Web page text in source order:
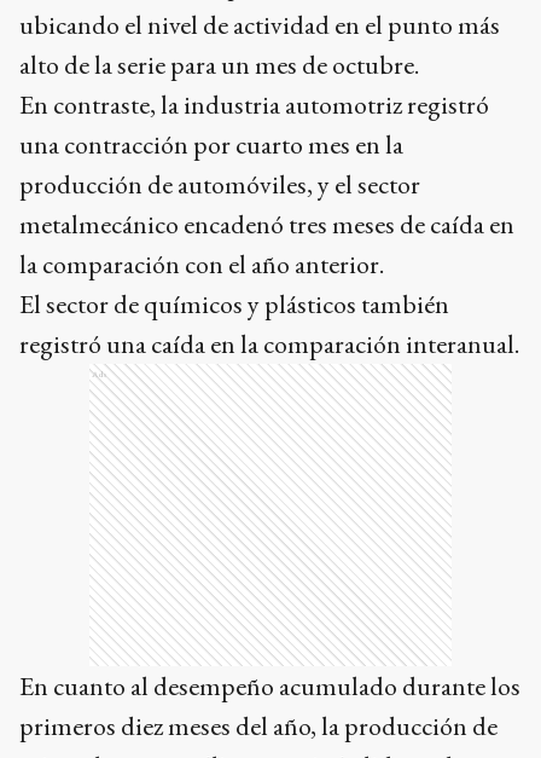
ubicando el nivel de actividad en el punto más
alto de la serie para un mes de octubre.
En contraste, la industria automotriz registró
una contracción por cuarto mes en la
producción de automóviles, y el sector
metalmecánico encadenó tres meses de caída en
la comparación con el año anterior.
El sector de químicos y plásticos también
registró una caída en la comparación interanual.
Ads
En cuanto al desempeño acumulado durante los
primeros diez meses del año, la producción de